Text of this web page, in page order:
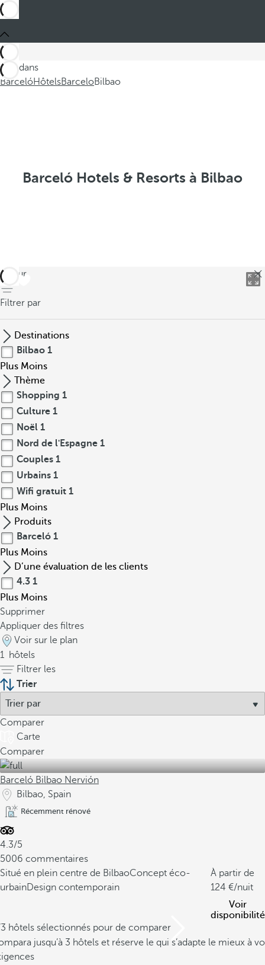
Ces dans
BarcelóHôtelsBarceloBilbao
Barceló Hotels & Resorts à Bilbao
retour
Filtrer par
Destinations
Bilbao 1
Plus Moins
Thème
Shopping 1
Culture 1
Noël 1
Nord de l'Espagne 1
Couples 1
Urbains 1
Wifi gratuit 1
Plus Moins
Produits
Barceló 1
Plus Moins
D’une évaluation de les clients
4.3 1
Plus Moins
Supprimer
Appliquer des filtres
Voir sur le plan
1 hôtels
Filtrer les
Trier
Comparer
Carte
Comparer
Barceló Bilbao Nervión
Bilbao, Spain
Récemment rénové
4.3/5
5006 commentaires
Situé en plein centre de BilbaoConcept éco-
urbainDesign contemporain
À partir de
124
/nuit
Voir
disponibilité
hôtels sélectionnés pour de comparer
jusqu’à 3 hôtels et réserve le qui s’adapte le mieux à